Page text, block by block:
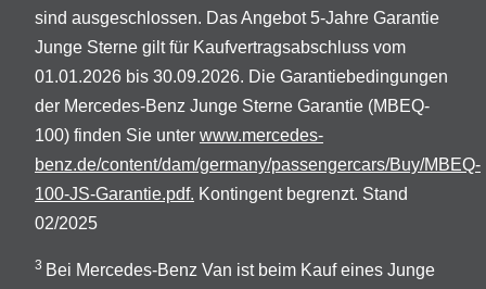
sind ausgeschlossen. Das Angebot 5-Jahre Garantie
Junge Sterne gilt für Kaufvertragsabschluss vom
01.01.2026 bis 30.09.2026. Die Garantiebedingungen
der Mercedes-Benz Junge Sterne Garantie (MBEQ-
100) finden Sie unter www.mercedes-
benz.de/content/dam/germany/passengercars/Buy/MBEQ-
100-JS-Garantie.pdf. Kontingent begrenzt. Stand
02/2025
3 Bei Mercedes-Benz Van ist beim Kauf eines Junge